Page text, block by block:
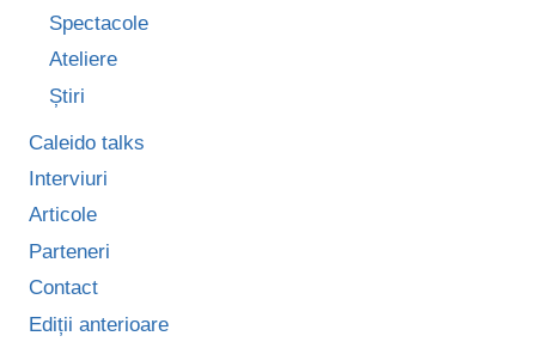
Spectacole
Ateliere
Știri
Caleido talks
Interviuri
Articole
Parteneri
Contact
Ediții anterioare